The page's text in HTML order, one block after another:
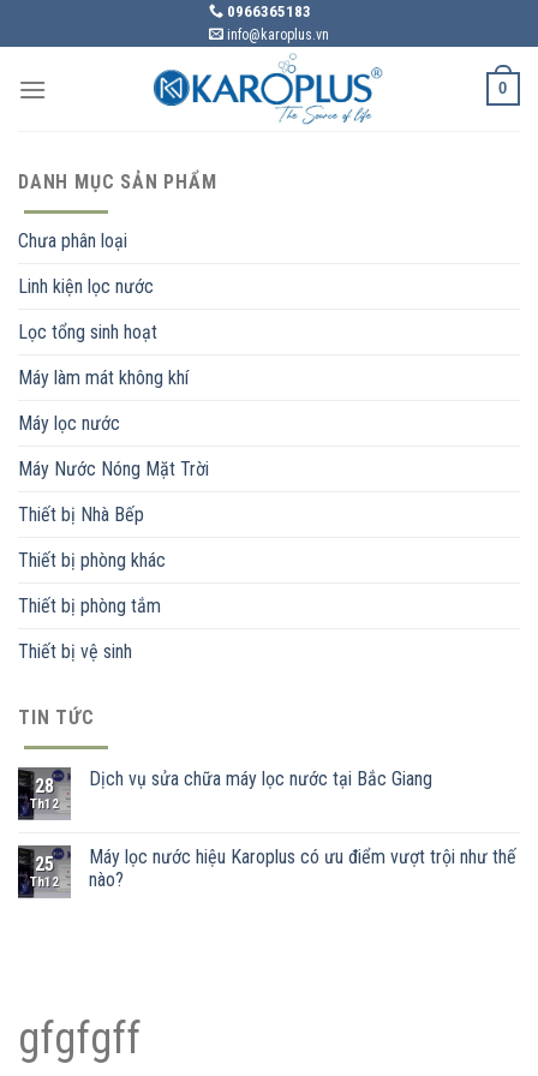
to
0966365183
info@karoplus.vn
0
gfgfgff
DANH MỤC SẢN PHẨM
Chưa phân loại
Linh kiện lọc nước
Lọc tổng sinh hoạt
Máy làm mát không khí
Máy lọc nước
Máy Nước Nóng Mặt Trời
Thiết bị Nhà Bếp
Thiết bị phòng khác
Thiết bị phòng tắm
Thiết bị vệ sinh
TIN TỨC
28
Th12
Dịch vụ sửa chữa máy lọc nước tại Bắc Giang
25
Th12
Máy lọc nước hiệu Karoplus có ưu điểm vượt trội như thế
nào?